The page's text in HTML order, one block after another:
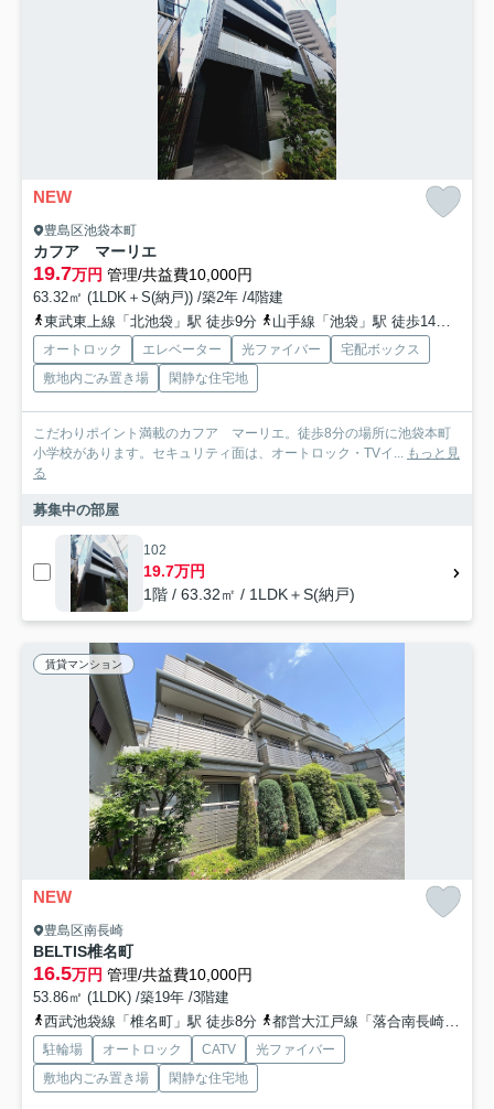
NEW
豊島区池袋本町
カフア マーリエ
19.7万円 管理/共益費10,000円
63.32㎡ (1LDK＋S(納戸)) /築2年 /4階建
東武東上線「北池袋」駅 徒歩9分
山手線「池袋」駅 徒歩14分
オートロック エレベーター 光ファイバー
宅配ボックス
敷地内ごみ置き場
閑静な住宅地
こだわりポイント満載のカフア マーリエ。徒歩8分の場所に池袋本町
小学校があります。セキュリティ面は、オートロック・TVイ... もっと見
る
募集中の部屋
102
19.7万円
1階 / 63.32㎡ / 1LDK＋S(納戸)
賃貸マンション
NEW
豊島区南長崎
BELTIS椎名町
16.5万円 管理/共益費10,000円
53.86㎡ (1LDK) /築19年 /3階建
西武池袋線「椎名町」駅 徒歩8分
都営大江戸線「落合南長崎」駅 徒歩10分
駐輪場 オートロック CATV
光ファイバー
敷地内ごみ置き場
閑静な住宅地